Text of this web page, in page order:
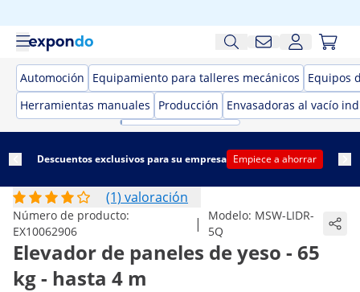
Automoción Equipamiento para talleres mecánicos
Equipos
Herramientas manuales
Producción Envasadoras al vacío
Descuentos exclusivos para su empresa Empiece a ahorrar
(1) valoración
Número de producto:
EX10062906
| Modelo: MSW-LIDR-
5Q
Elevador de paneles de yeso - 65
kg - hasta 4 m